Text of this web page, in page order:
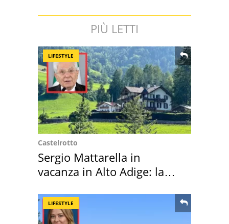
PIÙ LETTI
LIFESTYLE
Castelrotto
Sergio Mattarella in
vacanza in Alto Adige: la
LIFESTYLE